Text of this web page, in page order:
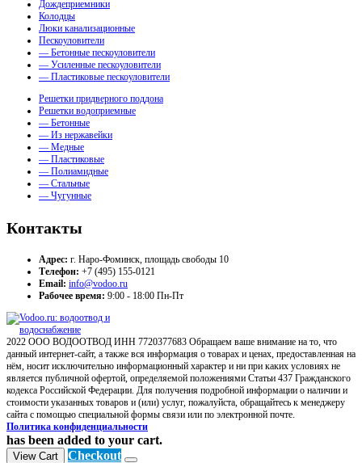
Дождеприемники
Колодцы
Люки канализационные
Пескоуловители
— Бетонные пескоуловители
— Усиленные пескоуловители
— Пластиковые пескоуловители
Решетки придверного поддона
Решетки водоприемные
— Бетонные
— Из нержавейки
— Медные
— Пластиковые
— Полиамидные
— Стальные
— Чугунные
Контакты
Адрес: г. Наро-Фоминск, площадь свободы 10
Телефон: +7 (495) 155-0121
Email: info@vodoo.ru
Рабочее время: 9:00 - 18:00 Пн-Пт
2022 ООО ВОДООТВОД ИНН 7720377683 Обращаем ваше внимание на то, что
данный интернет-сайт, а также вся информация о товарах и ценах, предоставленная на
нём, носит исключительно информационный характер и ни при каких условиях не
является публичной офертой, определяемой положениями Статьи 437 Гражданского
кодекса Российской Федерации. Для получения подробной информации о наличии и
стоимости указанных товаров и (или) услуг, пожалуйста, обращайтесь к менеджеру
сайта с помощью специальной формы связи или по электронной почте.
Политика конфиденциальности
has been added to your cart.
View Cart Checkout